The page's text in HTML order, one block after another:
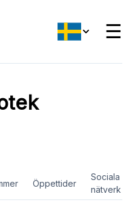
☰
Öppettider
Sociala
nätverk